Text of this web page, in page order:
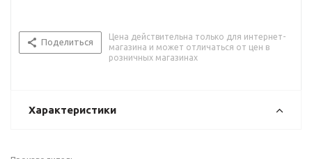
Поделиться
Цена действительна только для интернет-
магазина и может отличаться от цен в
розничных магазинах
Характеристики